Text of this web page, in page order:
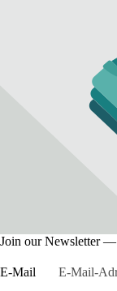
Join our Newsletter —
E-Mail